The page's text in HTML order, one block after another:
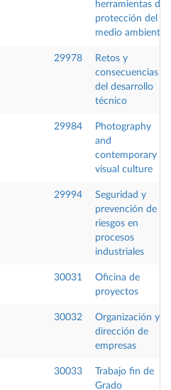
herramientas de
protección del
medio ambiente
29978
Retos y
consecuencias
del desarrollo
técnico
29984
Photography
and
contemporary
visual culture
29994
Seguridad y
prevención de
riesgos en
procesos
industriales
30031
Oficina de
proyectos
30032
Organización y
dirección de
empresas
30033
Trabajo fin de
Grado